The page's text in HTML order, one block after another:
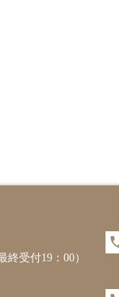
終受付19：00）